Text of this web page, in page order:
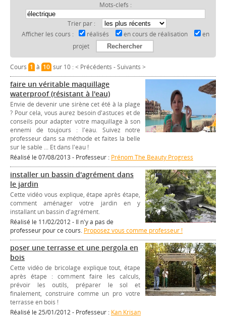
Mots-clefs :
Trier par :
Afficher les cours :
réalisés en cours de réalisation
en
projet
Cours 1à 10sur 10 :< Précédents -Suivants >
faire un véritable maquillage
waterproof (résistant à l'eau)
Envie de devenir une sirène cet été à la plage
? Pour cela, vous aurez besoin d'astuces et de
conseils pour adapter votre maquillage à son
ennemi de toujours : l'eau. Suivez notre
professeur dans sa méthode et faites la belle
sur le sable ... Et dans l'eau !
Réalisé le 07/08/2013 - Professeur : Prénom The Beauty Progress
installer un bassin d'agrément dans
le jardin
Cette vidéo vous explique, étape après étape,
comment aménager votre jardin en y
installant un bassin d'agrément.
Réalisé le 11/02/2012 - Il n'y a pas de
professeur pour ce cours. Proposez vous comme professeur !
poser une terrasse et une pergola en
bois
Cette vidéo de bricolage explique tout, étape
après étape : comment faire les calculs,
prévoir les outils, préparer le sol et
finalement, construire comme un pro votre
terrasse en bois !
Réalisé le 25/01/2012 - Professeur : Kan Krisan